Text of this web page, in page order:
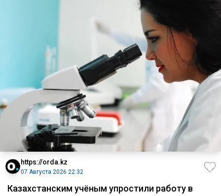
https://orda.kz
07 Августа 2026 22:32
Казахстанским учёным упростили работу в